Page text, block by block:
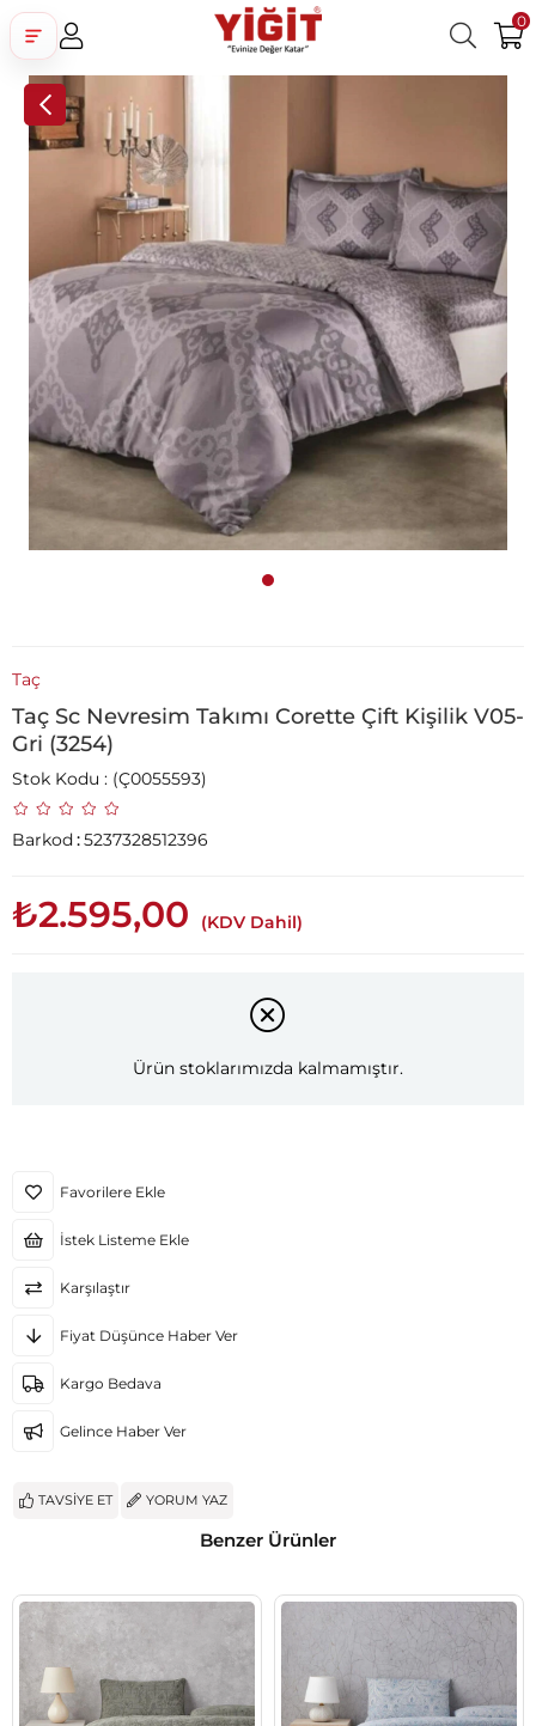
0
Üye Girişi
Taç
Taç Sc Nevresim Takımı Corette Çift Kişilik V05-
Gri (3254)
Stok Kodu (Ç0055593)
Barkod:5237328512396
₺2.595,00 (KDV Dahil)
Ürün stoklarımızda kalmamıştır.
Favorilere Ekle
İstek Listeme Ekle
Karşılaştır
Fiyat Düşünce Haber Ver
Kargo Bedava
Gelince Haber Ver
TAVSIYE ET YORUM YAZ
Benzer Ürünler